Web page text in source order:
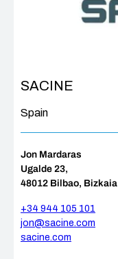
SACINE
Spain
Jon Mardaras
Ugalde 23,
48012 Bilbao, Bizkaia
+34 944 105 101
jon@sacine.com
sacine.com